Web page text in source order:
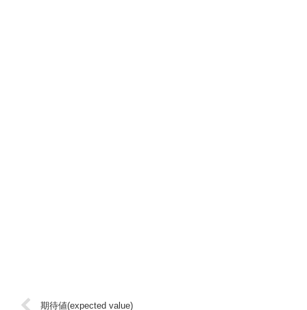
期待値(expected value)